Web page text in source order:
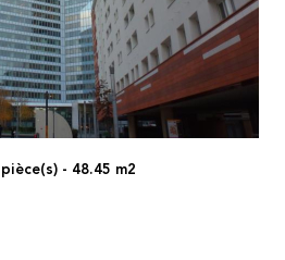
- 48.45 m2